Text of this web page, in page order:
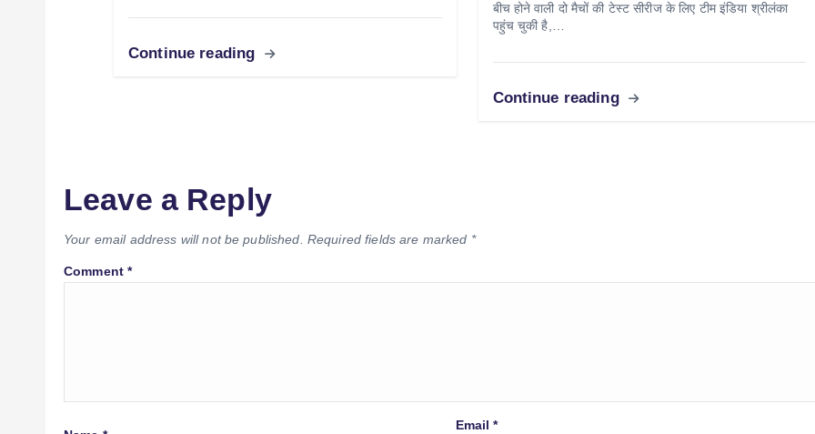
Continue reading
बीच होने वाली दो मैचों की टेस्ट सीरीज के लिए टीम इंडिया श्रीलंका
पहुंच चुकी है,…
Continue reading
Leave a Reply
Your email address will not be published. Required fields are marked *
Comment*
Email*